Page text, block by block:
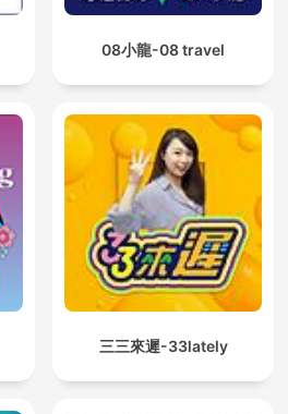
08小龍-08 travel
三三來遲-33lately